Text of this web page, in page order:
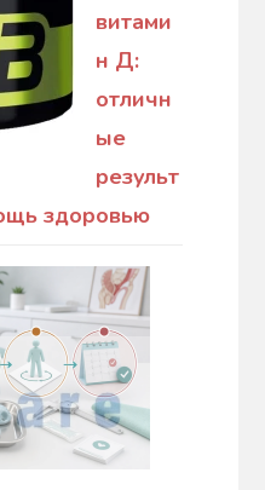
витами
н Д:
отличн
ые
результ
здоровью